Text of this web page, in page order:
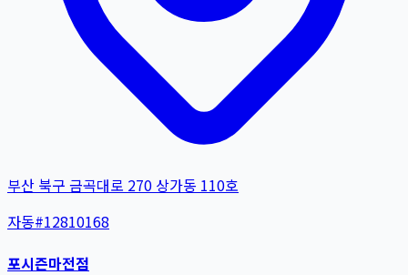
부산 북구 금곡대로 270 상가동 110호
자동#12810168
포시즌마전점